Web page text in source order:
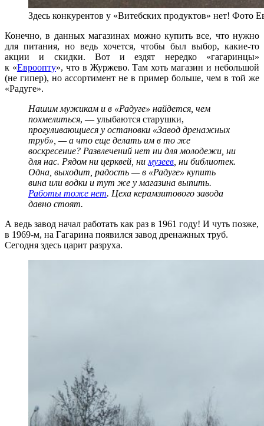
Здесь конкурентов у «Витебских продуктов» нет! Фото
Конечно, в данных магазинах можно купить все, что нужно
для питания, но ведь хочется, чтобы был выбор, какие-то
акции и скидки. Вот и ездят нередко «гагаринцы»
к «Евроопту», что в Журжево. Там хоть магазин и небольшой
(не гипер), но ассортимент не в пример больше, чем в той же
«Радуге».
Нашим мужикам и в «Радуге» найдется, чем
похмелиться, — улыбаются старушки,
прогуливающиеся у остановки «Завод дренажных
труб», — а что еще делать им в то же
воскресение? Развлечений нет ни для молодежи, ни
для нас. Рядом ни церквей, ни музеев , ни библиотек.
Одна, выходит, радость — в «Радуге» купить
вина или водки и тут же у магазина выпить.
Работы тоже нет. Цеха керамзитового завода
давно стоят.
А ведь завод начал работать как раз в 1961 году! И чуть позже,
в 1969-м, на Гагарина появился завод дренажных труб.
Сегодня здесь царит разруха.